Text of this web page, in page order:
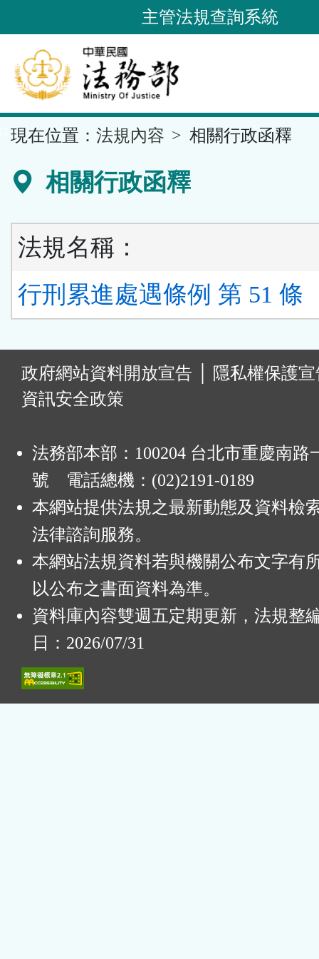
到
要
內
容
區
主管法規查詢系統
現在位置： 法規內容 相關行政函釋
相關行政函釋
法規名稱：
行刑累進處遇條例 第 51 條
政府網站資料開放宣告
隱私權保護
資訊安全政策
法務部本部：100204 台北市重慶南路
號 電話總機：(02)2191-0189
本網站提供法規之最新動態及資料檢
法律諮詢服務。
本網站法規資料若與機關公布文字有
以公布之書面資料為準。
資料庫內容雙週五定期更新，法規整
日：2026/07/31